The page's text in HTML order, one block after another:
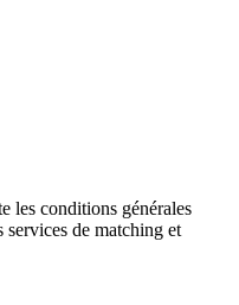
les conditions générales
de matching et